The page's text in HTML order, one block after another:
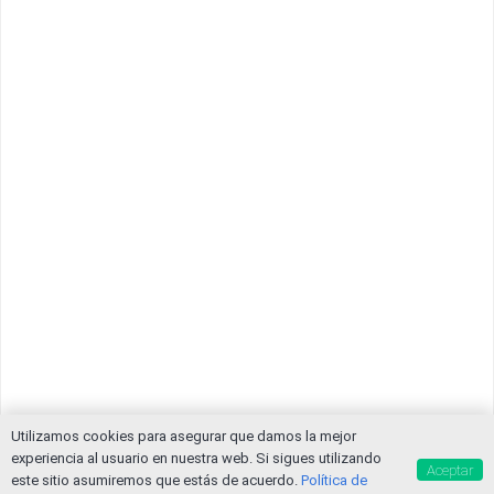
Utilizamos cookies para asegurar que damos la mejor
experiencia al usuario en nuestra web. Si sigues utilizando
este sitio asumiremos que estás de acuerdo. Política de
Aceptar